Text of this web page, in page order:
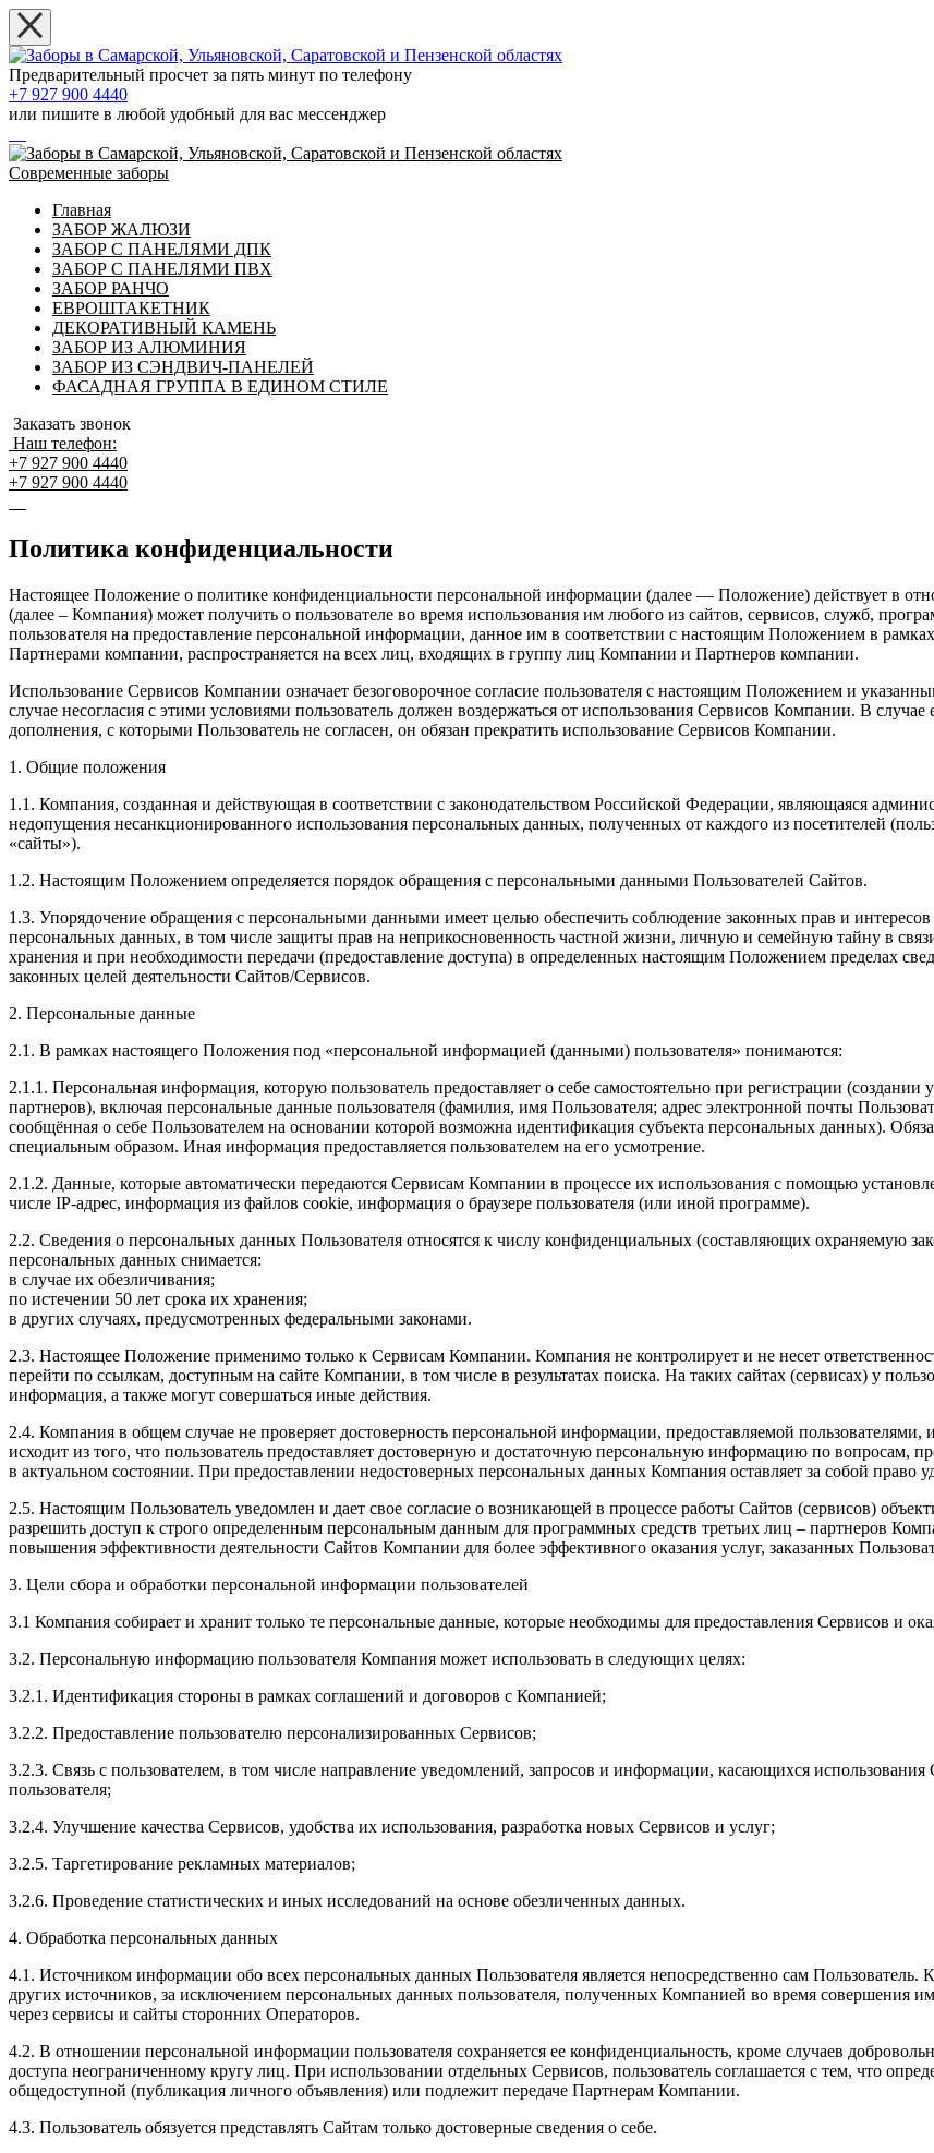
Предварительный просчет за пять минут по телефону
+7 927 900 4440
или пишите в любой удобный для вас мессенджер
Современные заборы
Главная
ЗАБОР ЖАЛЮЗИ
ЗАБОР С ПАНЕЛЯМИ ДПК
ЗАБОР С ПАНЕЛЯМИ ПВХ
ЗАБОР РАНЧО
ЕВРОШТАКЕТНИК
ДЕКОРАТИВНЫЙ КАМЕНЬ
ЗАБОР ИЗ АЛЮМИНИЯ
ЗАБОР ИЗ СЭНДВИЧ-ПАНЕЛЕЙ
ФАСАДНАЯ ГРУППА В ЕДИНОМ СТИЛЕ
Заказать звонок
Наш телефон:
+7 927 900 4440
+7 927 900 4440
Политика конфиденциальности
Настоящее Положение о политике конфиденциальности персональной информации (далее — Положение) действует в
(далее – Компания) может получить о пользователе во время использования им любого из сайтов, сервисов, служб,
пользователя на предоставление персональной информации, данное им в соответствии с настоящим Положением в
Партнерами компании, распространяется на всех лиц, входящих в группу лиц Компании и Партнеров компании.
Использование Сервисов Компании означает безоговорочное согласие пользователя с настоящим Положением и
случае несогласия с этими условиями пользователь должен воздержаться от использования Сервисов Компании. В
дополнения, с которыми Пользователь не согласен, он обязан прекратить использование Сервисов Компании.
1. Общие положения
1.1. Компания, созданная и действующая в соответствии с законодательством Российской Федерации, являющаяся
недопущения несанкционированного использования персональных данных, полученных от каждого из посетителей
«сайты»).
1.2. Настоящим Положением определяется порядок обращения с персональными данными Пользователей Сайтов.
1.3. Упорядочение обращения с персональными данными имеет целью обеспечить соблюдение законных прав и
персональных данных, в том числе защиты прав на неприкосновенность частной жизни, личную и семейную тайну в
хранения и при необходимости передачи (предоставление доступа) в определенных настоящим Положением пределах
законных целей деятельности Сайтов/Сервисов.
2. Персональные данные
2.1. В рамках настоящего Положения под «персональной информацией (данными) пользователя» понимаются:
2.1.1. Персональная информация, которую пользователь предоставляет о себе самостоятельно при регистрации (создании
партнеров), включая персональные данные пользователя (фамилия, имя Пользователя; адрес электронной почты
сообщённая о себе Пользователем на основании которой возможна идентификация субъекта персональных данных).
специальным образом. Иная информация предоставляется пользователем на его усмотрение.
2.1.2. Данные, которые автоматически передаются Сервисам Компании в процессе их использования с помощью
числе IP-адрес, информация из файлов cookie, информация о браузере пользователя (или иной программе).
2.2. Сведения о персональных данных Пользователя относятся к числу конфиденциальных (составляющих охраняемую
персональных данных снимается:
в случае их обезличивания;
по истечении 50 лет срока их хранения;
в других случаях, предусмотренных федеральными законами.
2.3. Настоящее Положение применимо только к Сервисам Компании. Компания не контролирует и не несет
перейти по ссылкам, доступным на сайте Компании, в том числе в результатах поиска. На таких сайтах (сервисах) у
информация, а также могут совершаться иные действия.
2.4. Компания в общем случае не проверяет достоверность персональной информации, предоставляемой
исходит из того, что пользователь предоставляет достоверную и достаточную персональную информацию по
в актуальном состоянии. При предоставлении недостоверных персональных данных Компания оставляет за собой право
2.5. Настоящим Пользователь уведомлен и дает свое согласие о возникающей в процессе работы Сайтов (сервисов)
разрешить доступ к строго определенным персональным данным для программных средств третьих лиц – партнеров
повышения эффективности деятельности Сайтов Компании для более эффективного оказания услуг, заказанных
3. Цели сбора и обработки персональной информации пользователей
3.1 Компания собирает и хранит только те персональные данные, которые необходимы для предоставления Сервисов и
3.2. Персональную информацию пользователя Компания может использовать в следующих целях:
3.2.1. Идентификация стороны в рамках соглашений и договоров с Компанией;
3.2.2. Предоставление пользователю персонализированных Сервисов;
3.2.3. Связь с пользователем, в том числе направление уведомлений, запросов и информации, касающихся использования
пользователя;
3.2.4. Улучшение качества Сервисов, удобства их использования, разработка новых Сервисов и услуг;
3.2.5. Таргетирование рекламных материалов;
3.2.6. Проведение статистических и иных исследований на основе обезличенных данных.
4. Обработка персональных данных
4.1. Источником информации обо всех персональных данных Пользователя является непосредственно сам
других источников, за исключением персональных данных пользователя, полученных Компанией во время совершения
через сервисы и сайты сторонних Операторов.
4.2. В отношении персональной информации пользователя сохраняется ее конфиденциальность, кроме случаев
доступа неограниченному кругу лиц. При использовании отдельных Сервисов, пользователь соглашается с тем, что
общедоступной (публикация личного объявления) или подлежит передаче Партнерам Компании.
4.3. Пользователь обязуется представлять Сайтам только достоверные сведения о себе.